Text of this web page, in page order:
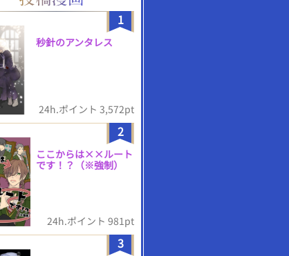
1
秒針のアンタレス
24h.ポイント 3,572pt
2
ここからは××ルート
です！？（※強制）
24h.ポイント 981pt
3